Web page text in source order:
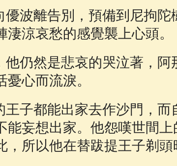
波離告別，預備到尼拘陀
涼哀愁的感覺襲上心頭。
仍然是悲哀的哭泣著，阿
心而流淚。
都能出家去作沙門，而
能妄想出家。他怨嘆世間
所以他在替跋提王子剃頭